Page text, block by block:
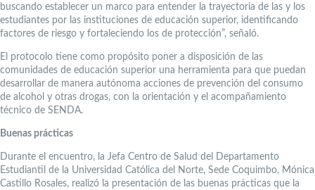
buscando establecer un marco para entender la trayectoria de las y los
estudiantes por las instituciones de educación superior, identificando
factores de riesgo y fortaleciendo los de protección”, señaló.
El protocolo tiene como propósito poner a disposición de las
comunidades de educación superior una herramienta para que puedan
desarrollar de manera autónoma acciones de prevención del consumo
de alcohol y otras drogas, con la orientación y el acompañamiento
técnico de SENDA.
Buenas prácticas
Durante el encuentro, la Jefa Centro de Salud del Departamento
Estudiantil de la Universidad Católica del Norte, Sede Coquimbo, Mónica
Castillo Rosales, realizó la presentación de las buenas prácticas que la